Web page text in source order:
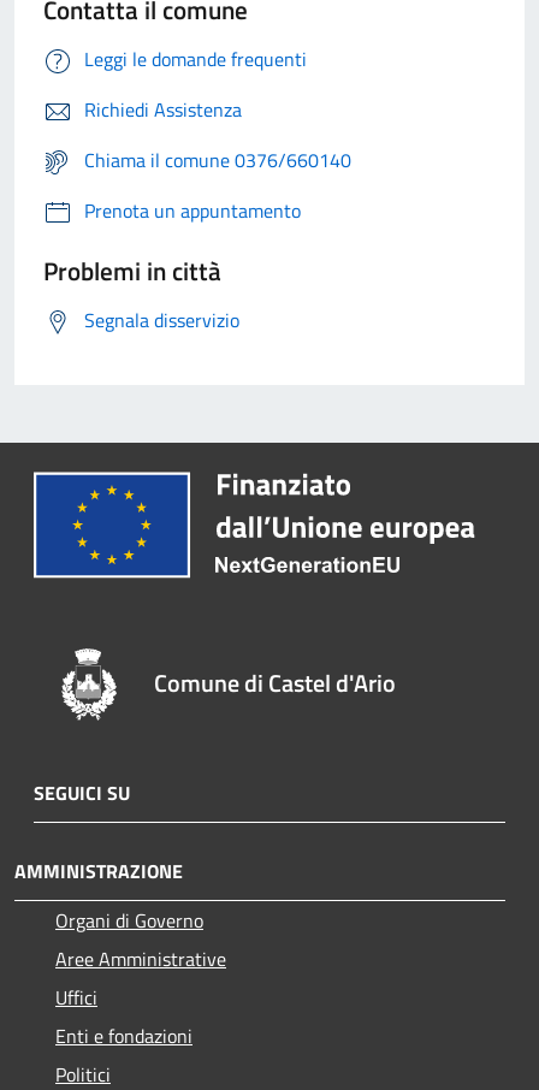
Contatta il comune
Leggi le domande frequenti
Richiedi Assistenza
Chiama il comune 0376/660140
Prenota un appuntamento
Problemi in città
Segnala disservizio
Comune di Castel d'Ario
SEGUICI SU
AMMINISTRAZIONE
Organi di Governo
Aree Amministrative
Uffici
Enti e fondazioni
Politici